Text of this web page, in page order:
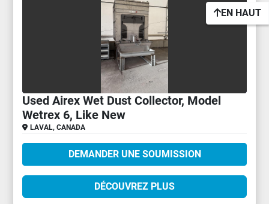
Used Airex Wet Dust Collector, Model
Wetrex 6, Like New
LAVAL, CANADA
DEMANDER UNE SOUMISSION
DÉCOUVREZ PLUS
EN HAUT